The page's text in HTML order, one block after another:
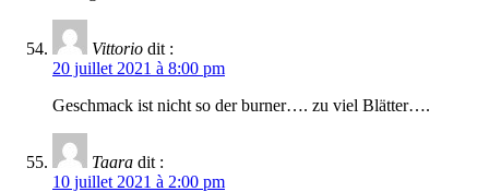
Vittorio dit :
20 juillet 2021 à 8:00 pm
Geschmack ist nicht so der burner…. zu viel Blätter….
Taara dit :
10 juillet 2021 à 2:00 pm